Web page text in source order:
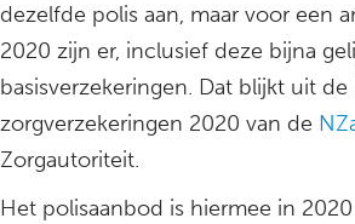
dezelfde polis aan, maar voor een
2020 zijn er, inclusief deze bijna
basisverzekeringen. Dat blijkt uit
zorgverzekeringen 2020 van de
Zorgautoriteit.
Het polisaanbod is hiermee in